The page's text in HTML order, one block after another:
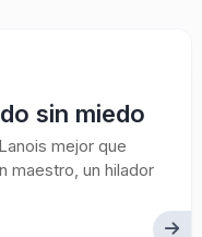
sin miedo
mejor que
maestro, un hilador